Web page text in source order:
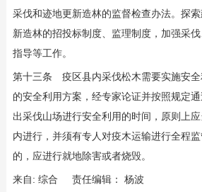
采伐和迹地更新造林的监督检查办法。探
新造林的招投标制度、监理制度，加强采
指导等工作。
第十三条 疫区县内采伐松木需要实施安全
的安全利用方案，经专家论证并按照规定
出采伐山场进行安全利用的时间，原则上
内进行，并须有专人对疫木运输进行全程
的，应进行就地除害或者烧毁。
来自: 综合 责任编辑： 杨波